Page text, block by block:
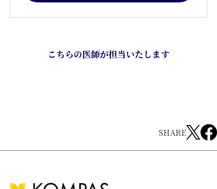
こちらの医師が担当いたします
SHARE